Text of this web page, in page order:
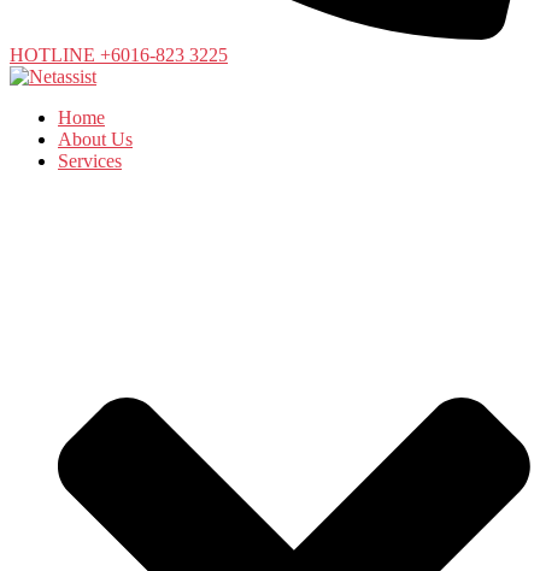
HOTLINE +6016-823 3225
Home
About Us
Services